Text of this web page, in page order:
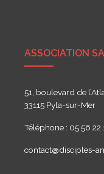
ASSOCIATION
51, boulevard de
33115 Pyla-sur-Mer
Téléphone : 05 56 22
contact@disciples-